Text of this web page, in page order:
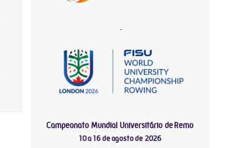
-
Campeonato Mundial Universitário de Remo
10 a 16 de agosto de 2026